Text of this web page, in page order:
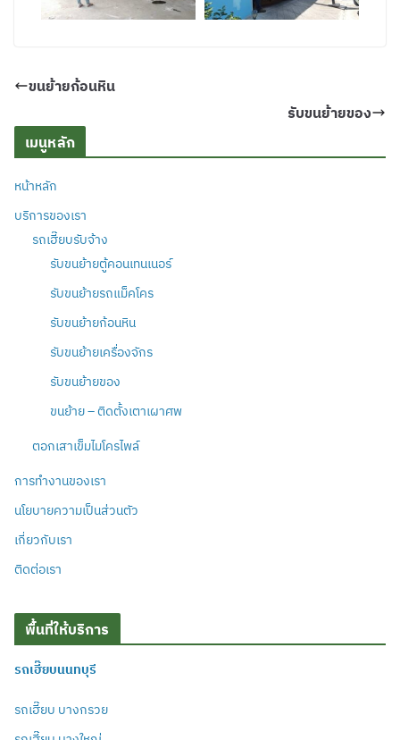
ขนย้ายก้อนหิน
รับขนย้ายของ
เมนูหลัก
หน้าหลัก
บริการของเรา
รถเฮี๊ยบรับจ้าง
รับขนย้ายตู้คอนเทนเนอร์
รับขนย้ายรถแม็คโคร
รับขนย้ายก้อนหิน
รับขนย้ายเครื่องจักร
รับขนย้ายของ
ขนย้าย – ติดตั้งเตาเผาศพ
ตอกเสาเข็มไมโครไพล์
การทำงานของเรา
นโยบายความเป็นส่วนตัว
เกี่ยวกับเรา
ติดต่อเรา
พื้นที่ให้บริการ
รถเฮี๊ยบนนทบุรี
รถเฮี๊ยบ บางกรวย